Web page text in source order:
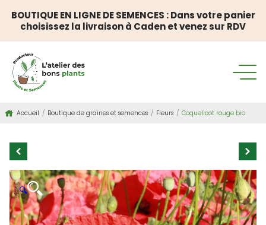
BOUTIQUE EN LIGNE DE SEMENCES : Dans votre panier
choisissez la livraison à Caden et venez sur RDV
Accueil / Boutique de graines et semences / Fleurs / Coquelicot rouge bio
🔍